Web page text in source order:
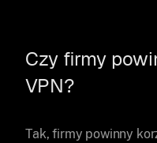
Czy firmy
VPN?
Tak, firmy powinny